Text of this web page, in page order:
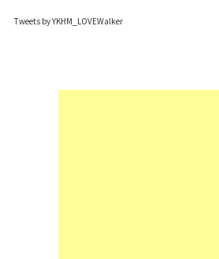
Tweets by YKHM_LOVEWalker